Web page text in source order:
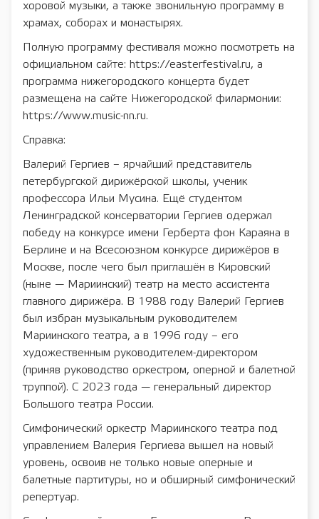
хоровой музыки, а также звонильную программу в
храмах, соборах и монастырях.
Полную программу фестиваля можно посмотреть на
официальном сайте: https://easterfestival.ru, а
программа нижегородского концерта будет
размещена на сайте Нижегородской филармонии:
https://www.music-nn.ru.
Справка:
Валерий Гергиев – ярчайший представитель
петербургской дирижёрской школы, ученик
профессора Ильи Мусина. Ещё студентом
Ленинградской консерватории Гергиев одержал
победу на конкурсе имени Герберта фон Караяна в
Берлине и на Всесоюзном конкурсе дирижёров в
Москве, после чего был приглашён в Кировский
(ныне — Мариинский) театр на место ассистента
главного дирижёра. В 1988 году Валерий Гергиев
был избран музыкальным руководителем
Мариинского театра, а в 1996 году – его
художественным руководителем-директором
(приняв руководство оркестром, оперной и балетной
труппой). С 2023 года — генеральный директор
Большого театра России.
Симфонический оркестр Мариинского театра под
управлением Валерия Гергиева вышел на новый
уровень, освоив не только новые оперные и
балетные партитуры, но и обширный симфонический
репертуар.